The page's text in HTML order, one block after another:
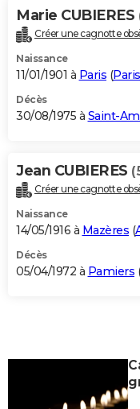
Marie CUBIERES
Créer une cagnotte
Naissance
11/01/1901 à Paris (Paris
Décès
30/08/1975 à Saint-
Jean CUBIERES
Créer une cagnotte
Naissance
14/05/1916 à Mazères (
Décès
05/04/1972 à Pamiers (